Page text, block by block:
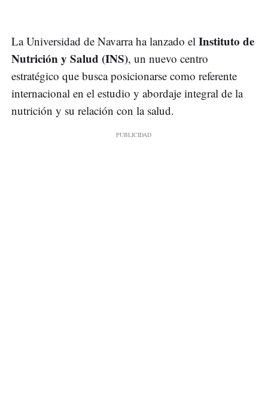
La Universidad de Navarra ha lanzado el Instituto de
Nutrición y Salud (INS), un nuevo centro
estratégico que busca posicionarse como referente
internacional en el estudio y abordaje integral de la
nutrición y su relación con la salud.